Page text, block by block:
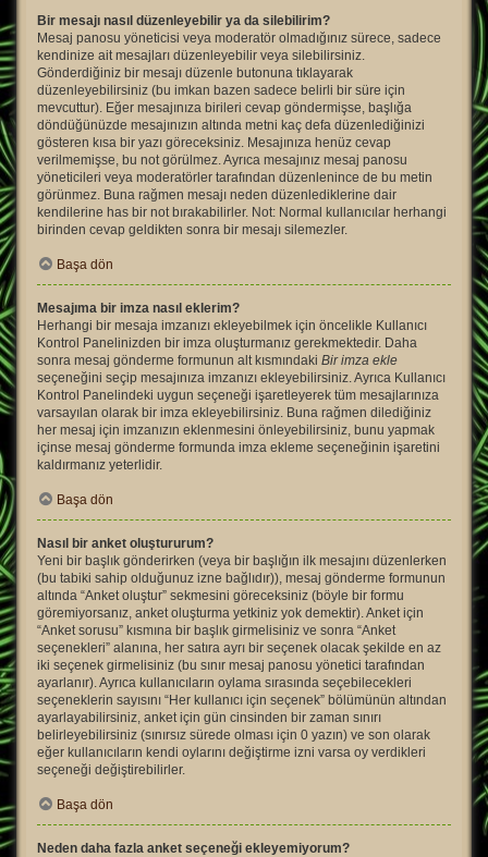
Bir mesajı nasıl düzenleyebilir ya da silebilirim?
Mesaj panosu yöneticisi veya moderatör olmadığınız sürece, sadece
kendinize ait mesajları düzenleyebilir veya silebilirsiniz.
Gönderdiğiniz bir mesajı düzenle butonuna tıklayarak
düzenleyebilirsiniz (bu imkan bazen sadece belirli bir süre için
mevcuttur). Eğer mesajınıza birileri cevap göndermişse, başlığa
döndüğünüzde mesajınızın altında metni kaç defa düzenlediğinizi
gösteren kısa bir yazı göreceksiniz. Mesajınıza henüz cevap
verilmemişse, bu not görülmez. Ayrıca mesajınız mesaj panosu
yöneticileri veya moderatörler tarafından düzenlenince de bu metin
görünmez. Buna rağmen mesajı neden düzenlediklerine dair
kendilerine has bir not bırakabilirler. Not: Normal kullanıcılar herhangi
birinden cevap geldikten sonra bir mesajı silemezler.
Başa dön
Mesajıma bir imza nasıl eklerim?
Herhangi bir mesaja imzanızı ekleyebilmek için öncelikle Kullanıcı
Kontrol Panelinizden bir imza oluşturmanız gerekmektedir. Daha
sonra mesaj gönderme formunun alt kısmındaki Bir imza ekle
seçeneğini seçip mesajınıza imzanızı ekleyebilirsiniz. Ayrıca Kullanıcı
Kontrol Panelindeki uygun seçeneği işaretleyerek tüm mesajlarınıza
varsayılan olarak bir imza ekleyebilirsiniz. Buna rağmen dilediğiniz
her mesaj için imzanızın eklenmesini önleyebilirsiniz, bunu yapmak
içinse mesaj gönderme formunda imza ekleme seçeneğinin işaretini
kaldırmanız yeterlidir.
Başa dön
Nasıl bir anket oluştururum?
Yeni bir başlık gönderirken (veya bir başlığın ilk mesajını düzenlerken
(bu tabiki sahip olduğunuz izne bağlıdır)), mesaj gönderme formunun
altında “Anket oluştur” sekmesini göreceksiniz (böyle bir formu
göremiyorsanız, anket oluşturma yetkiniz yok demektir). Anket için
“Anket sorusu” kısmına bir başlık girmelisiniz ve sonra “Anket
seçenekleri” alanına, her satıra ayrı bir seçenek olacak şekilde en az
iki seçenek girmelisiniz (bu sınır mesaj panosu yönetici tarafından
ayarlanır). Ayrıca kullanıcıların oylama sırasında seçebilecekleri
seçeneklerin sayısını “Her kullanıcı için seçenek” bölümünün altından
ayarlayabilirsiniz, anket için gün cinsinden bir zaman sınırı
belirleyebilirsiniz (sınırsız sürede olması için 0 yazın) ve son olarak
eğer kullanıcıların kendi oylarını değiştirme izni varsa oy verdikleri
seçeneği değiştirebilirler.
Başa dön
Neden daha fazla anket seçeneği ekleyemiyorum?